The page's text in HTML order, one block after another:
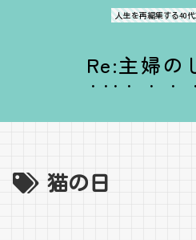
人生を再編集する40
Re:主婦の
猫の日